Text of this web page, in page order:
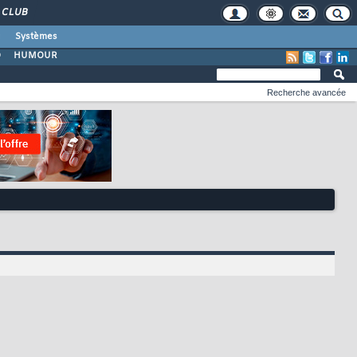
CLUB
Systèmes
HUMOUR
Recherche avancée